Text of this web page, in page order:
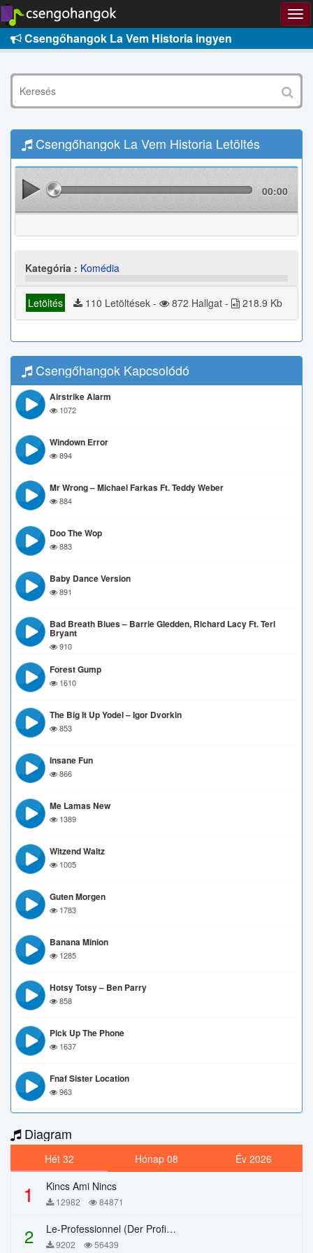
Csengőhangok La Vem Historia ingyen
Csengőhangok La Vem Historia Letöltés
00:00
Kategória : Komédia
Letöltés 110 Letöltések - 872 Hallgat - 218.9 Kb
Csengőhangok Kapcsolódó
Airstrike Alarm
1072
Windown Error
894
Mr Wrong – Michael Farkas Ft. Teddy Weber
884
Doo The Wop
883
Baby Dance Version
891
Bad Breath Blues – Barrie Gledden, Richard Lacy Ft. Terl
Bryant
910
Forest Gump
1610
The Big It Up Yodel – Igor Dvorkin
853
Insane Fun
866
Me Lamas New
1389
Witzend Waltz
1005
Guten Morgen
1783
Banana Minion
1285
Hotsy Totsy – Ben Parry
858
Pick Up The Phone
1637
Fnaf Sister Location
963
Diagram
Hét 32 Hónap 08 Év 2026
1 Kincs Ami Nincs
12982 84871
2 Le-Professionnel (Der Profi) – Chi Mai
9202 56439